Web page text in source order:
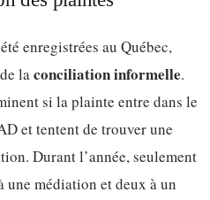
enregistrées au Québec,
laconciliation informelle.
si la plainte entre dans le
et tentent de trouver une
Durant l’année, seulement
une médiation et deux à un